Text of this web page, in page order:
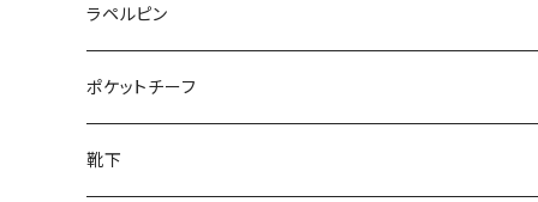
50/XL～
27cm～
28cm～
ラペルピン
ポケットチーフ
靴下